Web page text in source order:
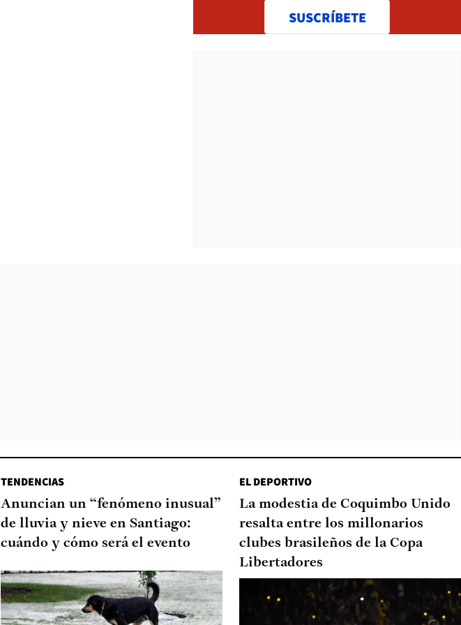
SUSCRÍBETE
TENDENCIAS
Anuncian un “fenómeno inusual”
de lluvia y nieve en Santiago:
cuándo y cómo será el evento
EL DEPORTIVO
La modestia de Coquimbo Unido
resalta entre los millonarios
clubes brasileños de la Copa
Libertadores